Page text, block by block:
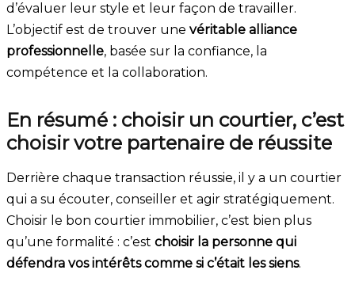
d’évaluer leur style et leur façon de travailler.
L’objectif est de trouver une véritable alliance
professionnelle, basée sur la confiance, la
compétence et la collaboration.
En résumé : choisir un courtier, c’est
choisir votre partenaire de réussite
Derrière chaque transaction réussie, il y a un courtier
qui a su écouter, conseiller et agir stratégiquement.
Choisir le bon courtier immobilier, c’est bien plus
qu’une formalité : c’est choisir la personne qui
défendra vos intérêts comme si c’était les siens.